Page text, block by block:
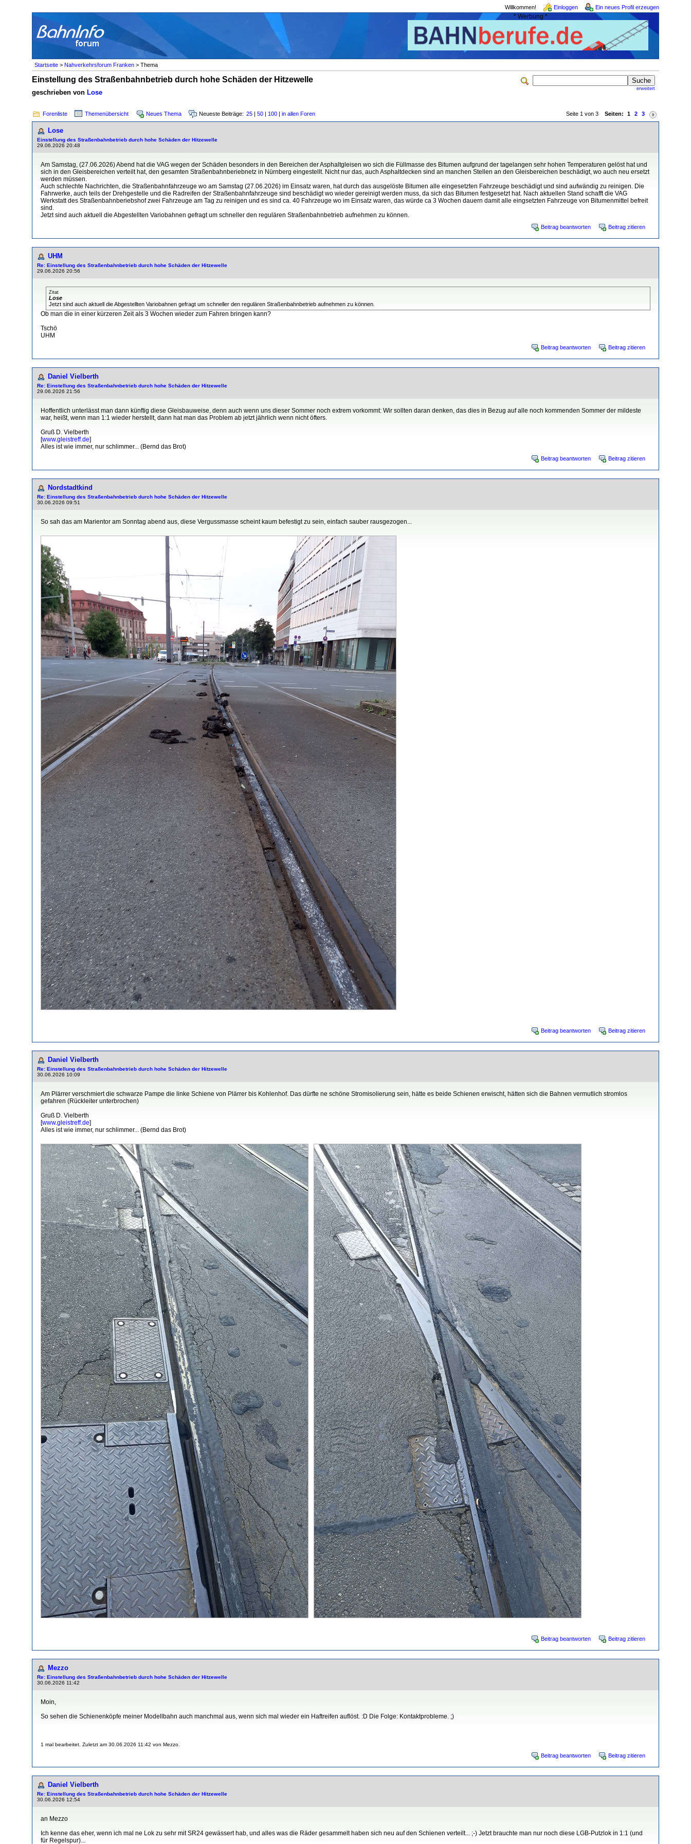
Willkommen! Einloggen Ein neues Profil erzeugen
* Werbung *
Startseite > Nahverkehrsforum Franken > Thema
erweitert
Einstellung des Straßenbahnbetrieb durch hohe Schäden der Hitzewelle
geschrieben von Lose
Forenliste Themenübersicht Neues Thema Neueste Beiträge: 25 | 50 | 100 | in allen Foren Seite 1 von 3 Seiten: 1 2 3
Lose
Einstellung des Straßenbahnbetrieb durch hohe Schäden der Hitzewelle
29.06.2026 20:48
Am Samstag, (27.06.2026) Abend hat die VAG wegen der Schäden besonders in den Bereichen der Asphaltgleisen wo sich die Füllmasse des Bitumen aufgrund der tagelangen sehr hohen Temperaturen gelöst hat und
sich in den Gleisbereichen verteilt hat, den gesamten Straßenbahnberiebnetz in Nürnberg eingestellt. Nicht nur das, auch Asphaltdecken sind an manchen Stellen an den Gleisbereichen beschädigt, wo auch neu ersetzt
werden müssen.
Auch schlechte Nachrichten, die Straßenbahnfahrzeuge wo am Samstag (27.06.2026) im Einsatz waren, hat durch das ausgelöste Bitumen alle eingesetzten Fahrzeuge beschädigt und sind aufwändig zu reinigen. Die
Fahrwerke, auch teils der Drehgestelle und die Radreifen der Straßenbahnfahrzeuge sind beschädigt wo wieder gereinigt werden muss, da sich das Bitumen festgesetzt hat. Nach aktuellen Stand schafft die VAG
Werkstatt des Straßenbahnberiebshof zwei Fahrzeuge am Tag zu reinigen und es sind ca. 40 Fahrzeuge wo im Einsatz waren, das würde ca 3 Wochen dauern damit alle eingsetzten Fahrzeuge von Bitumenmittel befreit
sind.
Jetzt sind auch aktuell die Abgestellten Variobahnen gefragt um schneller den regulären Straßenbahnbetrieb aufnehmen zu können.
Beitrag beantworten Beitrag zitieren
UHM
Re: Einstellung des Straßenbahnbetrieb durch hohe Schäden der Hitzewelle
29.06.2026 20:56
Zitat
Lose
Jetzt sind auch aktuell die Abgestellten Variobahnen gefragt um schneller den regulären Straßenbahnbetrieb aufnehmen zu können.
Ob man die in einer kürzeren Zeit als 3 Wochen wieder zum Fahren bringen kann?
Tschö
UHM
Beitrag beantworten Beitrag zitieren
Daniel Vielberth
Re: Einstellung des Straßenbahnbetrieb durch hohe Schäden der Hitzewelle
29.06.2026 21:56
Hoffentlich unterlässt man dann künftig diese Gleisbauweise, denn auch wenn uns dieser Sommer noch extrem vorkommt: Wir sollten daran denken, das dies in Bezug auf alle noch kommenden Sommer der mildeste
war, heißt, wenn man 1:1 wieder herstellt, dann hat man das Problem ab jetzt jährlich wenn nicht öfters.
Gruß D. Vielberth
[www.gleistreff.de]
Alles ist wie immer, nur schlimmer... (Bernd das Brot)
Beitrag beantworten Beitrag zitieren
Nordstadtkind
Re: Einstellung des Straßenbahnbetrieb durch hohe Schäden der Hitzewelle
30.06.2026 09:51
So sah das am Marientor am Sonntag abend aus, diese Vergussmasse scheint kaum befestigt zu sein, einfach sauber rausgezogen...
Beitrag beantworten Beitrag zitieren
Daniel Vielberth
Re: Einstellung des Straßenbahnbetrieb durch hohe Schäden der Hitzewelle
30.06.2026 10:09
Am Plärrer verschmiert die schwarze Pampe die linke Schiene von Plärrer bis Kohlenhof. Das dürfte ne schöne Stromisolierung sein, hätte es beide Schienen erwischt, hätten sich die Bahnen vermutlich stromlos
gefahren (Rückleiter unterbrochen)
Gruß D. Vielberth
[www.gleistreff.de]
Alles ist wie immer, nur schlimmer... (Bernd das Brot)
Beitrag beantworten Beitrag zitieren
Mezzo
Re: Einstellung des Straßenbahnbetrieb durch hohe Schäden der Hitzewelle
30.06.2026 11:42
Moin,
So sehen die Schienenköpfe meiner Modellbahn auch manchmal aus, wenn sich mal wieder ein Haftreifen auflöst. :D Die Folge: Kontaktprobleme. ;)
1 mal bearbeitet. Zuletzt am 30.06.2026 11:42 von Mezzo.
Beitrag beantworten Beitrag zitieren
Daniel Vielberth
Re: Einstellung des Straßenbahnbetrieb durch hohe Schäden der Hitzewelle
30.06.2026 12:54
an Mezzo
Ich kenne das eher, wenn ich mal ne Lok zu sehr mit SR24 gewässert hab, und alles was die Räder gesammelt haben sich neu auf den Schienen verteilt... ;-) Jetzt brauchte man nur noch diese LGB-Putzlok in 1:1 (und
für Regelspur)...